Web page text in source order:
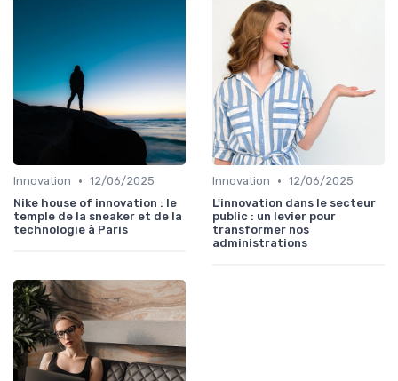
Innovation • 12/06/2025
Nike house of innovation : le
temple de la sneaker et de la
technologie à Paris
Innovation • 12/06/2025
L'innovation dans le secteur
public : un levier pour
transformer nos
administrations